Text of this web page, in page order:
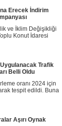
Erecek İndirim
ve İklim Değişikliği
Konut İdaresi
Uygulanacak Trafik
Belli Oldu
oranı 2024 için
tespit edildi. Buna
Aşırı Oynak